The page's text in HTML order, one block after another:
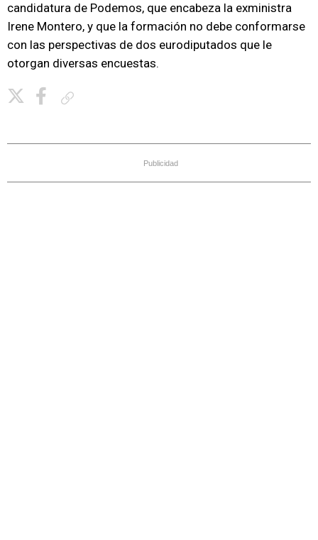
candidatura de Podemos, que encabeza la exministra
Irene Montero, y que la formación no debe conformarse
con las perspectivas de dos eurodiputados que le
otorgan diversas encuestas.
Publicidad